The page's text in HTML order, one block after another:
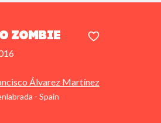
Zombie
Álvarez Martínez
- Spain